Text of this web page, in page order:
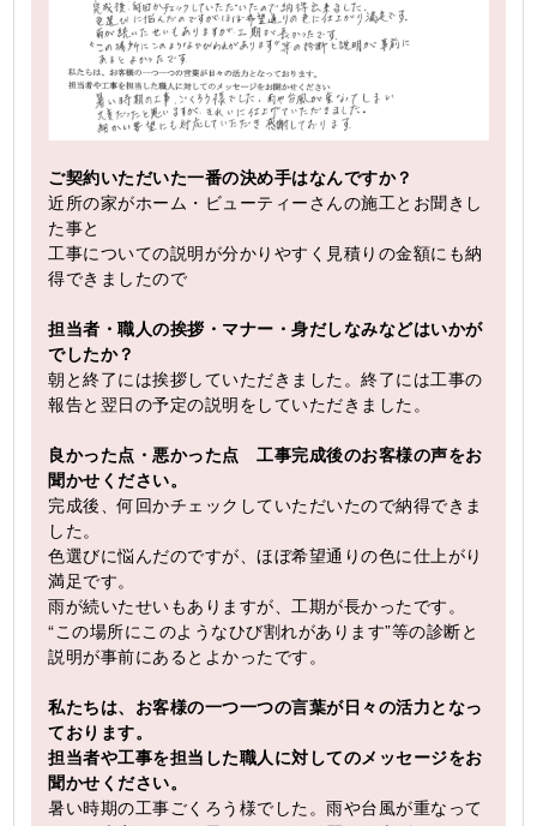
ご契約いただいた一番の決め手はなんですか？
近所の家がホーム・ビューティーさんの施工とお聞きし
た事と
工事についての説明が分かりやすく見積りの金額にも納
得できましたので
担当者・職人の挨拶・マナー・身だしなみなどはいかが
でしたか？
朝と終了には挨拶していただきました。終了には工事の
報告と翌日の予定の説明をしていただきました。
良かった点・悪かった点 工事完成後のお客様の声をお
聞かせください。
完成後、何回かチェックしていただいたので納得できま
した。
色選びに悩んだのですが、ほぼ希望通りの色に仕上がり
満足です。
雨が続いたせいもありますが、工期が長かったです。
“この場所にこのようなひび割れがあります”等の診断と
説明が事前にあるとよかったです。
私たちは、お客様の一つ一つの言葉が日々の活力となっ
ております。
担当者や工事を担当した職人に対してのメッセージをお
聞かせください。
暑い時期の工事ごくろう様でした。雨や台風が重なって